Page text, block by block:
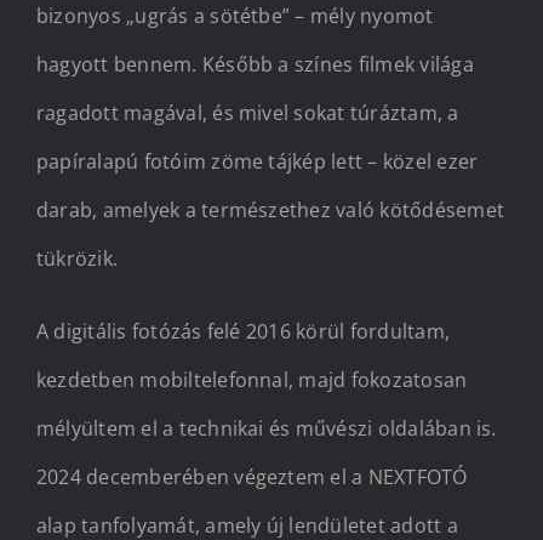
bizonyos „ugrás a sötétbe” – mély nyomot
hagyott bennem. Később a színes filmek világa
ragadott magával, és mivel sokat túráztam, a
papíralapú fotóim zöme tájkép lett – közel ezer
darab, amelyek a természethez való kötődésemet
tükrözik.
A digitális fotózás felé 2016 körül fordultam,
kezdetben mobiltelefonnal, majd fokozatosan
mélyültem el a technikai és művészi oldalában is.
2024 decemberében végeztem el a NEXTFOTÓ
alap tanfolyamát, amely új lendületet adott a